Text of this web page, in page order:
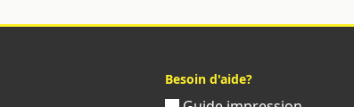
Besoin d'aide?